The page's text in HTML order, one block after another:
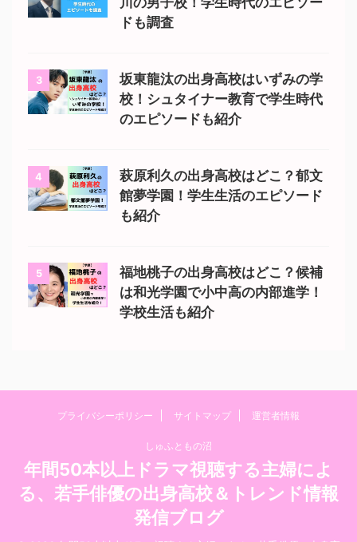
ドも調査
3
坂東龍汰の出身高校はいずみの学
校！シュタイナー教育で学生時代
のエピソードも紹介
4
萩原利久の出身高校はどこ？郁文
館夢学園！学生生活のエピソード
も紹介
5
福地桃子の出身高校はどこ？候補
は和光学園で小中高の内部進学！
学校生活も紹介
プライバシーポリシー サイトマップ 運営者情報
しゅふともの沼
年間50本以上ドラマ視聴する主婦によ
る、若手俳優の出身高校＆トレンド情報
発信ブログ